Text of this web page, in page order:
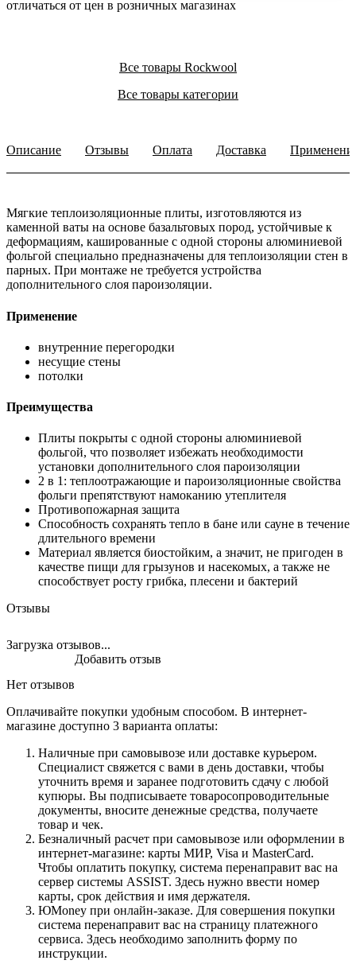
отличаться от цен в розничных магазинах
Все товары Rockwool
Все товары категории
Описание Отзывы Оплата Доставка
Мягкие теплоизоляционные плиты, изготовляются из
каменной ваты на основе базальтовых пород, устойчивые к
деформациям, кашированные с одной стороны алюминиевой
фольгой специально предназначены для теплоизоляции стен в
парных. При монтаже не требуется устройства
дополнительного слоя пароизоляции.
Применение
внутренние перегородки
несущие стены
потолки
Преимущества
Плиты покрыты с одной стороны алюминиевой
фольгой, что позволяет избежать необходимости
установки дополнительного слоя пароизоляции
2 в 1: теплоотражающие и пароизоляционные свойства
фольги препятствуют намоканию утеплителя
Противопожарная защита
Способность сохранять тепло в бане или сауне в течение
длительного времени
Материал является биостойким, а значит, не пригоден в
качестве пищи для грызунов и насекомых, а также не
способствует росту грибка, плесени и бактерий
Отзывы
Загрузка отзывов...
Нет отзывов
Добавить отзыв
Оплачивайте покупки удобным способом. В интернет-
магазине доступно 3 варианта оплаты:
Наличные при самовывозе или доставке курьером.
Специалист свяжется с вами в день доставки, чтобы
уточнить время и заранее подготовить сдачу с любой
купюры. Вы подписываете товаросопроводительные
документы, вносите денежные средства, получаете
товар и чек.
Безналичный расчет при самовывозе или оформлении в
интернет-магазине: карты МИР, Visa и MasterCard.
Чтобы оплатить покупку, система перенаправит вас на
сервер системы ASSIST. Здесь нужно ввести номер
карты, срок действия и имя держателя.
ЮMoney при онлайн-заказе. Для совершения покупки
система перенаправит вас на страницу платежного
сервиса. Здесь необходимо заполнить форму по
инструкции.